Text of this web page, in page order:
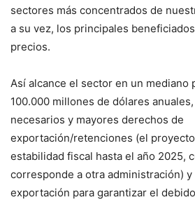
sectores más concentrados de
a su vez, los principales
precios.
Así alcance el sector en un mediano
100.000 millones de dólares
necesarios y mayores derechos de
exportación/retenciones (el
estabilidad fiscal hasta el año 2025,
corresponde a otra administración) y
exportación para garantizar el